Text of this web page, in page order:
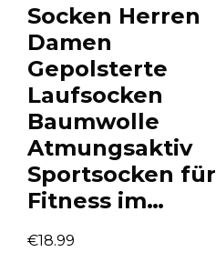
Socken Herren
Damen
Gepolsterte
Laufsocken
Baumwolle
Atmungsaktiv
Sportsocken für
Fitness im…
€18.99